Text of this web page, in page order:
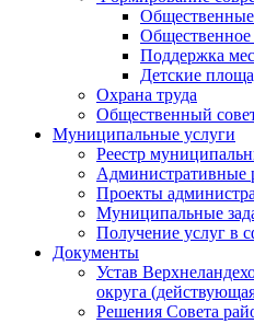
Поддержка
Детские
Охрана труда
Общественный
Муниципальные услуги
Реестр
Административные
Проекты
Муниципальные
Получение услуг в
Документы
Устав
округа
Решения Совета